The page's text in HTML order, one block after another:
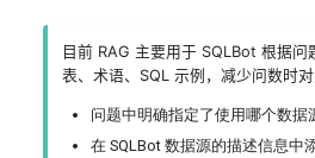
在线方式安装
Windows 下安装
系统管理
目前 RAG 主要用于 SQLBot 根据
表、术语、SQL 示例，减少问数时
问题中明确指定了使用哪个数据
在 SQLBot 数据源的描述信息中